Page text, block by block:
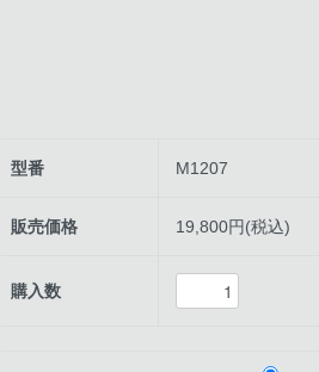
型番 M1207
販売価格 19,800円(税込)
購入数